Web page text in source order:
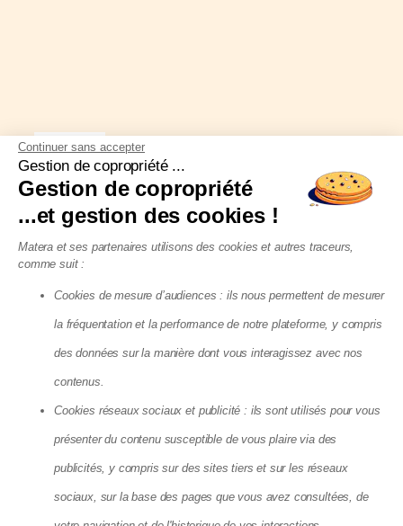
Tendance
Face à la crise énergétique, la méthode du
SlowHeat
Camping, tiny-house,
cabanes… Comment la
crise du logement a
Continuer sans accepter
Gestion de copropriété ...
Gestion de copropriété
...et gestion des cookies !
Matera et ses partenaires utilisons des cookies et autres traceurs,
comme suit :
Cookies de mesure d’audiences : ils nous permettent de mesurer
la fréquentation et la performance de notre plateforme, y compris
des données sur la manière dont vous interagissez avec nos
contenus.
Cookies réseaux sociaux et publicité : ils sont utilisés pour vous
présenter du contenu susceptible de vous plaire via des
publicités, y compris sur des sites tiers et sur les réseaux
sociaux, sur la base des pages que vous avez consultées, de